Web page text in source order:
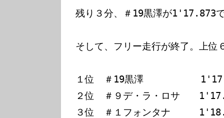
残り３分、＃19黒澤が1'17.873
そして、フリー走行が終了。上位
１位　＃19黒澤　　　　　　
２位　＃９デ・ラ・ロサ　　
３位　＃１フォンタナ　　　